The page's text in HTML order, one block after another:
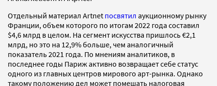
Отдельный материал Artnet посвятил аукционному рынку
Франции, объем которого по итогам 2022 года составил
$4,6 млрд в целом. На сегмент искусства пришлось €2,1
млрд, но это на 12,9% больше, чем аналогичный
показатель 2021 года. По мнениям аналитиков, в
последнее годы Париж активно возвращает себе статус
одного из главных центров мирового арт-рынка. Однако
такому положению дел может помешать налоговая